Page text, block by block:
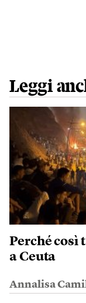
Leggi
Perché così
a Ceuta
Annalisa